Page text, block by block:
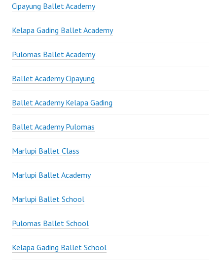
Cipayung Ballet Academy
Kelapa Gading Ballet Academy
Pulomas Ballet Academy
Ballet Academy Cipayung
Ballet Academy Kelapa Gading
Ballet Academy Pulomas
Marlupi Ballet Class
Marlupi Ballet Academy
Marlupi Ballet School
Pulomas Ballet School
Kelapa Gading Ballet School